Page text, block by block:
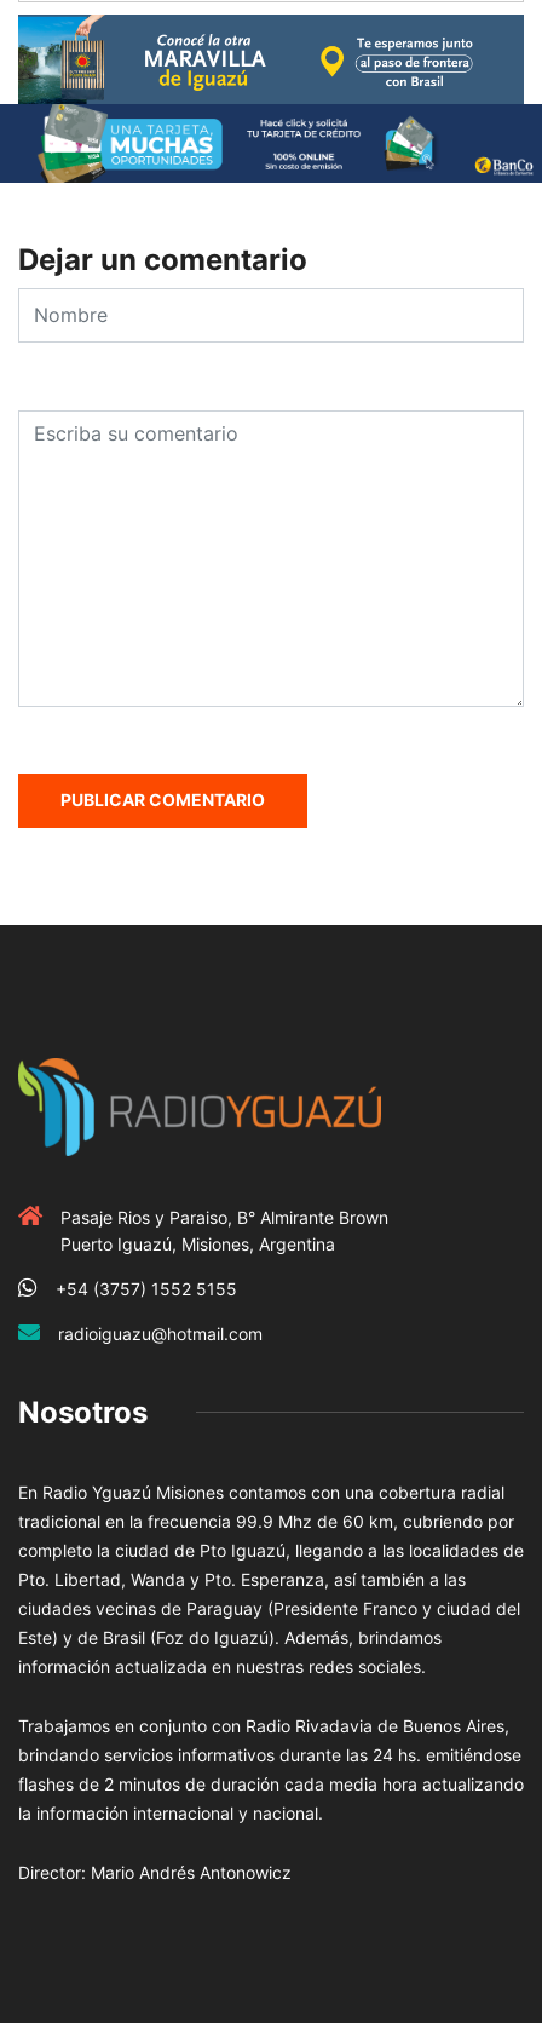
Dejar un comentario
Pasaje Rios y Paraiso, B° Almirante Brown
Puerto Iguazú, Misiones, Argentina
+54 (3757) 1552 5155
radioiguazu@hotmail.com
Nosotros
En Radio Yguazú Misiones contamos con una cobertura radial
tradicional en la frecuencia 99.9 Mhz de 60 km, cubriendo por
completo la ciudad de Pto Iguazú, llegando a las localidades de
Pto. Libertad, Wanda y Pto. Esperanza, así también a las
ciudades vecinas de Paraguay (Presidente Franco y ciudad del
Este) y de Brasil (Foz do Iguazú). Además, brindamos
información actualizada en nuestras redes sociales.
Trabajamos en conjunto con Radio Rivadavia de Buenos Aires,
brindando servicios informativos durante las 24 hs. emitiéndose
flashes de 2 minutos de duración cada media hora actualizando
la información internacional y nacional.
Director: Mario Andrés Antonowicz